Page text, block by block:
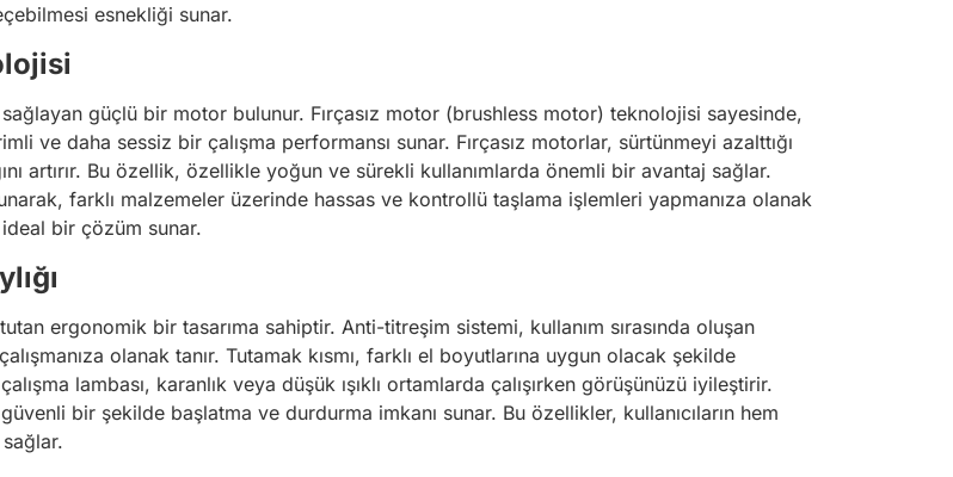
esnekliği sunar.
güçlü bir motor bulunur. Fırçasız motor (brushless motor) teknolojisi sayesinde,
ve daha sessiz bir çalışma performansı sunar. Fırçasız motorlar, sürtünmeyi azalttığı
artırır. Bu özellik, özellikle yoğun ve sürekli kullanımlarda önemli bir avantaj sağlar.
farklı malzemeler üzerinde hassas ve kontrollü taşlama işlemleri yapmanıza olanak
ideal bir çözüm sunar.
ergonomik bir tasarıma sahiptir. Anti-titreşim sistemi, kullanım sırasında oluşan
olanak tanır. Tutamak kısmı, farklı el boyutlarına uygun olacak şekilde
lambası, karanlık veya düşük ışıklı ortamlarda çalışırken görüşünüzü iyileştirir.
bir şekilde başlatma ve durdurma imkanı sunar. Bu özellikler, kullanıcıların hem